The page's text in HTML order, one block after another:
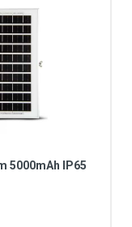
5000mAh IP65